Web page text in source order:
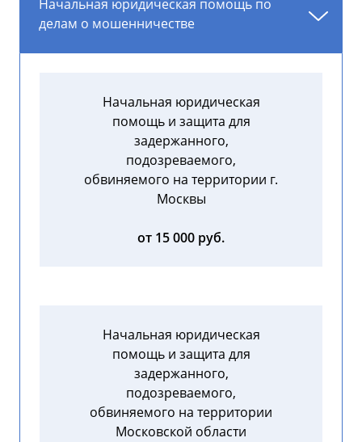
Начальная юридическая помощь по
делам о мошенничестве
Начальная юридическая
помощь и защита для
задержанного,
подозреваемого,
обвиняемого на территории г.
Москвы
от 15 000 руб.
Начальная юридическая
помощь и защита для
задержанного,
подозреваемого,
обвиняемого на территории
Московской области